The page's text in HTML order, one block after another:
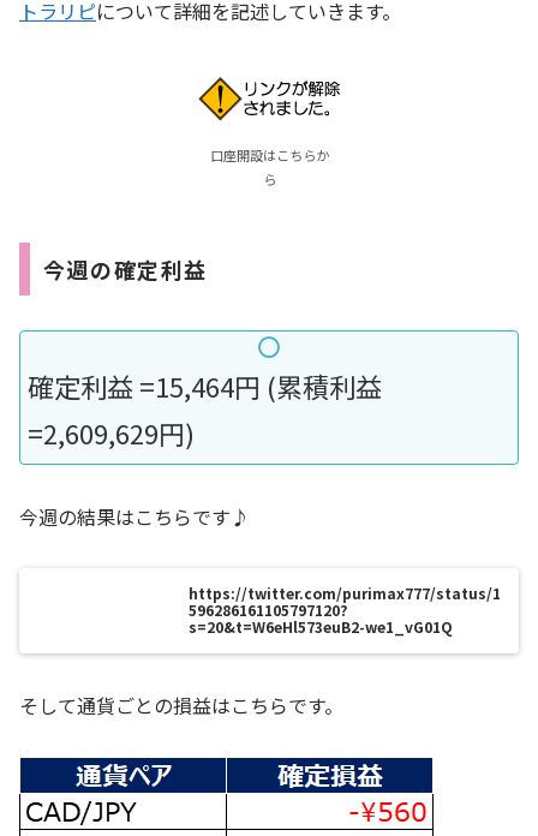
トラリピについて詳細を記述していきます。
口座開設はこちらか
ら
今週の確定利益
確定利益 =15,464円 (累積利益
=2,609,629円)
今週の結果はこちらです♪
https://twitter.com/purimax777/status/1
596286161105797120?
s=20&t=W6eHl573euB2-we1_vG01Q
そして通貨ごとの損益はこちらです。